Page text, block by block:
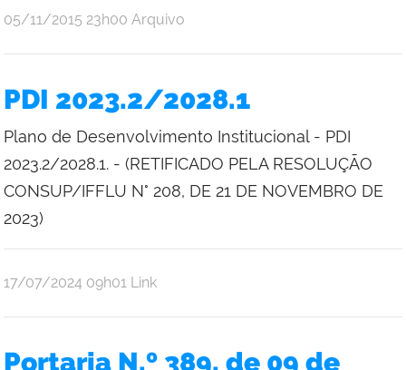
por
Reitoria
publicado
05/11/2015 23h00 Arquivo
PDI 2023.2/2028.1
Plano de Desenvolvimento Institucional - PDI
2023.2/2028.1. - (RETIFICADO PELA RESOLUÇÃO
CONSUP/IFFLU N° 208, DE 21 DE NOVEMBRO DE
2023)
por
publicado
17/07/2024 09h01 Link
Portaria N.º 389, de 09 de